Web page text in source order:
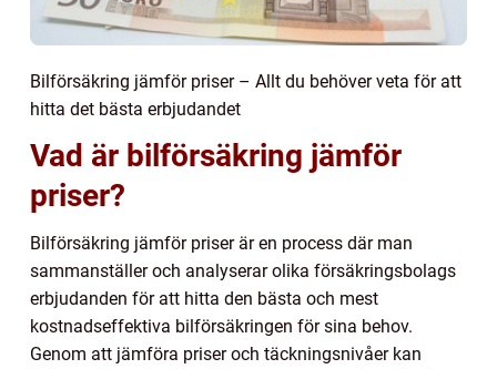
Bilförsäkring jämför priser – Allt du behöver veta för att
hitta det bästa erbjudandet
Vad är bilförsäkring jämför
priser?
Bilförsäkring jämför priser är en process där man
sammanställer och analyserar olika försäkringsbolags
erbjudanden för att hitta den bästa och mest
kostnadseffektiva bilförsäkringen för sina behov.
Genom att jämföra priser och täckningsnivåer kan